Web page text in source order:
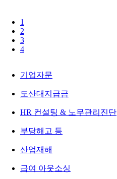
1
2
3
4
기업자문
도산대지급금
HR 컨설팅 & 노무관리진단
부당해고 등
산업재해
급여 아웃소싱